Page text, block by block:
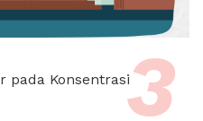
pada Konsentrasi